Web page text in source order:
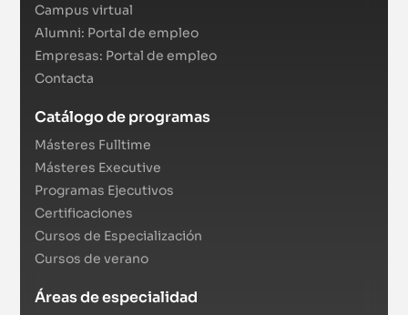
Campus virtual
Alumni: Portal de empleo
Empresas: Portal de empleo
Contacta
Catálogo de programas
Másteres Fulltime
Másteres Executive
Programas Ejecutivos
Certificaciones
Cursos de Especialización
Cursos de verano
Áreas de especialidad